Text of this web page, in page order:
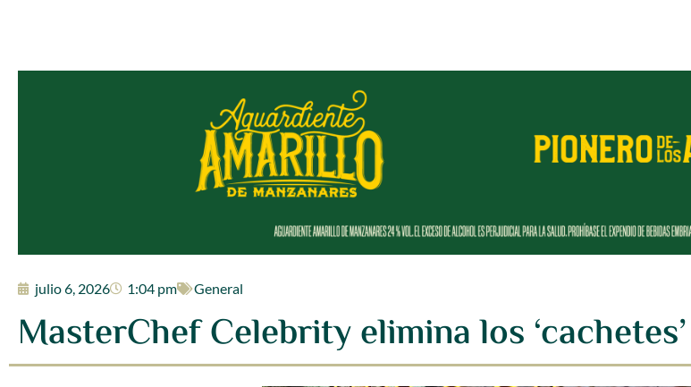
julio 6, 2026 1:04 pm General
MasterChef Celebrity elimina los